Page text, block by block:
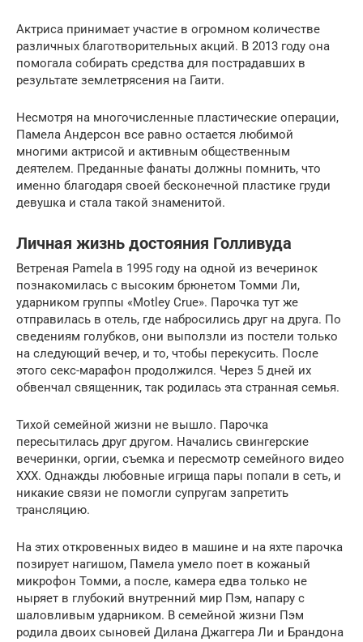
Актриса принимает участие в огромном количестве
различных благотворительных акций. В 2013 году она
помогала собирать средства для пострадавших в
результате землетрясения на Гаити.
Несмотря на многочисленные пластические операции,
Памела Андерсон все равно остается любимой
многими актрисой и активным общественным
деятелем. Преданные фанаты должны помнить, что
именно благодаря своей бесконечной пластике груди
девушка и стала такой знаменитой.
Личная жизнь достояния Голливуда
Ветреная Pamela в 1995 году на одной из вечеринок
познакомилась с высоким брюнетом Томми Ли,
ударником группы «Motley Crue». Парочка тут же
отправилась в отель, где набросились друг на друга. По
сведениям голубков, они выползли из постели только
на следующий вечер, и то, чтобы перекусить. После
этого секс-марафон продолжился. Через 5 дней их
обвенчал священник, так родилась эта странная семья.
Тихой семейной жизни не вышло. Парочка
пересытилась друг другом. Начались свингерские
вечеринки, оргии, съемка и пересмотр семейного видео
XXX. Однажды любовные игрища пары попали в сеть, и
никакие связи не помогли супругам запретить
трансляцию.
На этих откровенных видео в машине и на яхте парочка
позирует нагишом, Памела умело поет в кожаный
микрофон Томми, а после, камера едва только не
ныряет в глубокий внутренний мир Пэм, напару с
шаловливым ударником. В семейной жизни Пэм
родила двоих сыновей Дилана Джаггера Ли и Брандона